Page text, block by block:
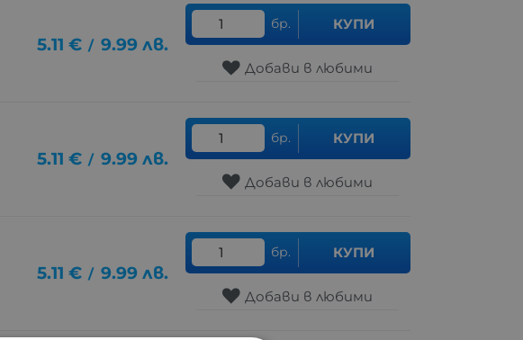
5.11 € / 9.99 лв.
бр. КУПИ
Добави в любими
5.11 € / 9.99 лв.
бр. КУПИ
Добави в любими
5.11 € / 9.99 лв.
бр. КУПИ
Добави в любими